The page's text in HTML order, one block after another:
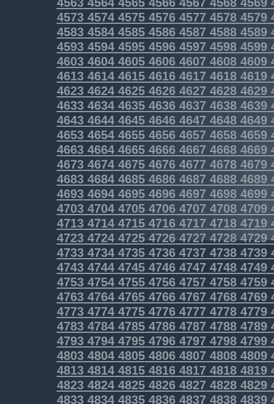
4573457445754576457745784579
4583458445854586458745884589
4593459445954596459745984599
46034604460546064607 46084609
46134614461546164617 46184619
46234624462546264627 46284629
4633463446354636463746384639
4643464446454646464746484649
4653465446554656465746584659
46634664466546664667 46684669
46734674467546764677 46784679
46834684468546864687 46884689
46934694469546964697 46984699
47034704470547064707 47084709
47134714471547164717 47184719
4723472447254726472747284729
4733473447354736473747384739
4743474447454746474747484749
4753475447554756475747584759
4763476447654766476747684769
4773477447754776477747784779
4783478447854786478747884789
4793479447954796479747984799
4803480448054806480748084809
4813481448154816481748184819
4823482448254826482748284829
4833483448354836483748384839